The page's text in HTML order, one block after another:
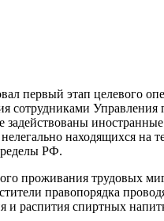
первый этап
сотрудниками
находящихся
РФ.
проживания трудовых
правопорядка
распития спиртных